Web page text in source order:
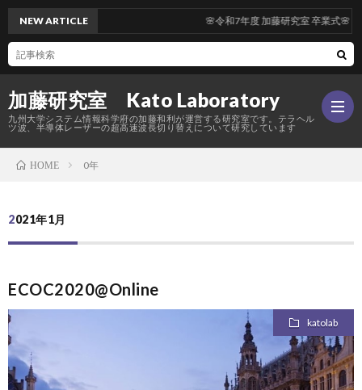
加藤研究室 Kato Laboratory
九州大学システム情報科学府の加藤和利が運営する研究室です。テラヘル
ツ波、半導体レーザーの超高速波長切り替えについて研究しています
容
バ
動
学
NEW ARTICLE 🌸令和7年度 加藤研究室 卒業式🌸
HOME 0年
2021年1月
ECOC2020@Online
katolab